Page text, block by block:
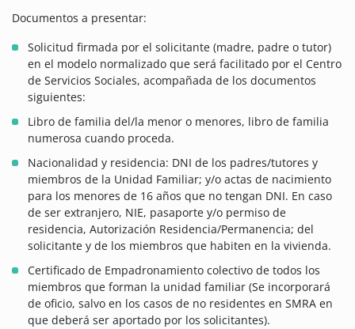
Documentos a presentar:
Solicitud firmada por el solicitante (madre, padre o tutor)
en el modelo normalizado que será facilitado por el Centro
de Servicios Sociales, acompañada de los documentos
siguientes:
Libro de familia del/la menor o menores, libro de familia
numerosa cuando proceda.
Nacionalidad y residencia: DNI de los padres/tutores y
miembros de la Unidad Familiar; y/o actas de nacimiento
para los menores de 16 años que no tengan DNI. En caso
de ser extranjero, NIE, pasaporte y/o permiso de
residencia, Autorización Residencia/Permanencia; del
solicitante y de los miembros que habiten en la vivienda.
Certificado de Empadronamiento colectivo de todos los
miembros que forman la unidad familiar (Se incorporará
de oficio, salvo en los casos de no residentes en SMRA en
que deberá ser aportado por los solicitantes).